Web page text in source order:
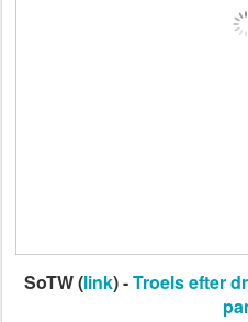
SoTW (link) -Troels efter